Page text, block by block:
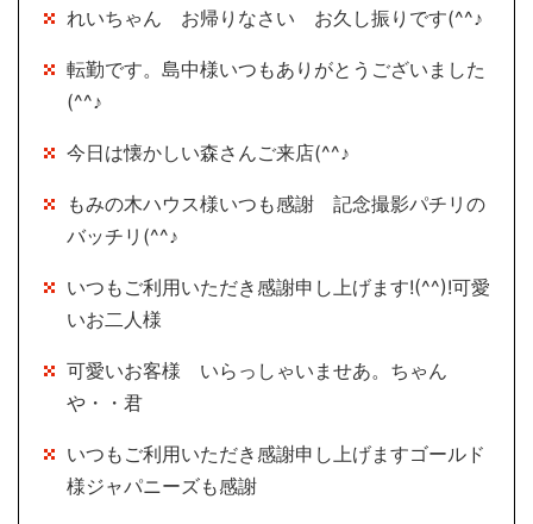
れいちゃん お帰りなさい お久し振りです(^^♪
転勤です。島中様いつもありがとうございました
(^^♪
今日は懐かしい森さんご来店(^^♪
もみの木ハウス様いつも感謝 記念撮影パチリの
バッチリ(^^♪
いつもご利用いただき感謝申し上げます!(^^)!可愛
いお二人様
可愛いお客様 いらっしゃいませあ。ちゃん
や・・君
いつもご利用いただき感謝申し上げますゴールド
様ジャパニーズも感謝